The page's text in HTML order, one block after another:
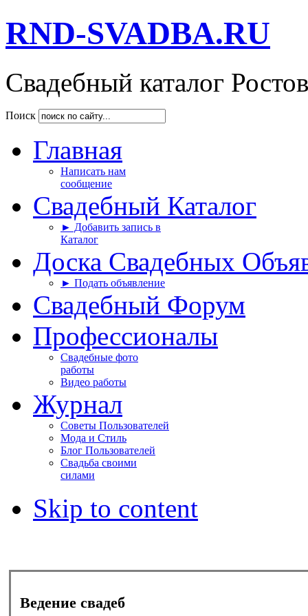
RND-SVADBA.RU
Свадебный каталог
Поиск
Главная
Написать нам
сообщение
Свадебный Каталог
► Добавить запись в
Каталог
Доска Свадебных
► Подать объявление
Свадебный Форум
Профессионалы
Свадебные фото
работы
Видео работы
Журнал
Советы Пользователей
Мода и Стиль
Блог Пользователей
Свадьба своими
силами
Skip to content
Ведение свадеб